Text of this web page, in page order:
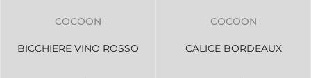
COCOON
BICCHIERE VINO ROSSO
COCOON
CALICE BORDEAUX